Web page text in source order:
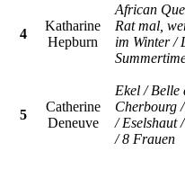
4
Katharine
Hepburn
African
Rat mal,
im Winter /
5
Catherine
Deneuve
Ekel / Belle
Cherbourg
/ Eselshaut
/ 8 Frauen